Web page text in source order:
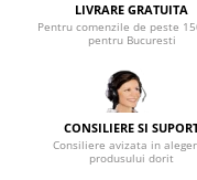
Cuiere
Mobilier gradinita
Mese gradinita
Scaune gradinita
Set mese si scaune
Mobilier copii
LIVRARE GRATUITA
Pentru comenzile de peste
pentru Bucuresti
CONSILIERE SI
Consiliere avizata in
produsului dorit